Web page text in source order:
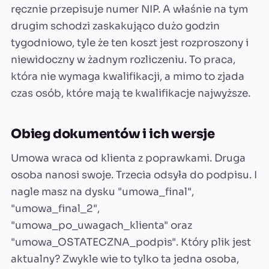
ręcznie przepisuje numer NIP. A właśnie na tym
drugim schodzi zaskakująco dużo godzin
tygodniowo, tyle że ten koszt jest rozproszony i
niewidoczny w żadnym rozliczeniu. To praca,
która nie wymaga kwalifikacji, a mimo to zjada
czas osób, które mają te kwalifikacje najwyższe.
Obieg dokumentów i ich wersje
Umowa wraca od klienta z poprawkami. Druga
osoba nanosi swoje. Trzecia odsyła do podpisu. I
nagle masz na dysku "umowa_final",
"umowa_final_2",
"umowa_po_uwagach_klienta" oraz
"umowa_OSTATECZNA_podpis". Który plik jest
aktualny? Zwykle wie to tylko ta jedna osoba,